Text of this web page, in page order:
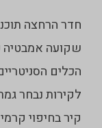
חדר הרחצה
שקועה אמבטיה
לקירות נבחר
קיר בחיפוי